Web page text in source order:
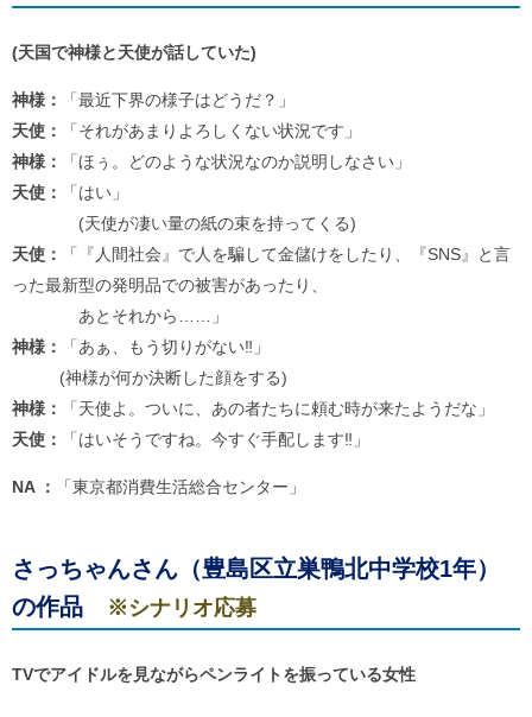
(天国で神様と天使が話していた)
神様：
「最近下界の様子はどうだ？」
天使：
「それがあまりよろしくない状況です」
神様：
「ほぅ。どのような状況なのか説明しなさい」
天使：
「はい」
(天使が凄い量の紙の束を持ってくる)
天使：
「『人間社会』で人を騙して金儲けをしたり、『SNS』と言
った最新型の発明品での被害があったり、
あとそれから……」
神様：
「あぁ、もう切りがない‼︎」
(神様が何か決断した顔をする)
神様：
「天使よ。ついに、あの者たちに頼む時が来たようだな」
天使：
「はいそうですね。今すぐ手配します‼︎」
NA ： 「東京都消費生活総合センター」
さっちゃんさん（豊島区立巣鴨北中学校1年）
の作品
※シナリオ応募
TVでアイドルを見ながらペンライトを振っている女性